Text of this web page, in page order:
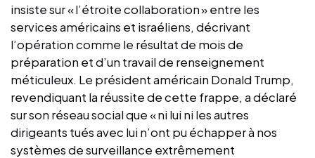
insiste sur « l’étroite collaboration » entre les
services américains et israéliens, décrivant
l’opération comme le résultat de mois de
préparation et d’un travail de renseignement
méticuleux. Le président américain Donald Trump,
revendiquant la réussite de cette frappe, a déclaré
sur son réseau social que « ni lui ni les autres
dirigeants tués avec lui n’ont pu échapper à nos
systèmes de surveillance extrêmement